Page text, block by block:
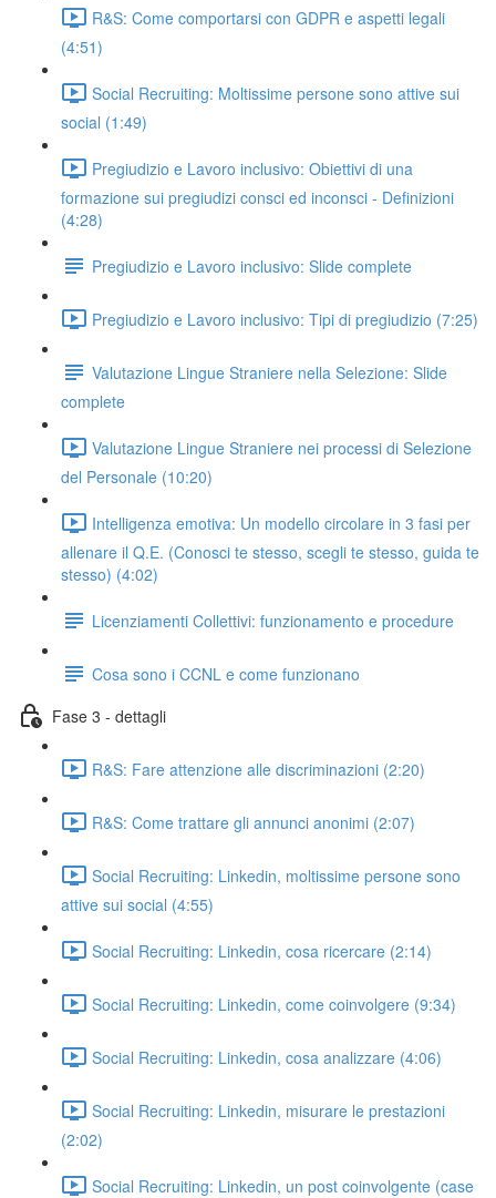
R&S: Come comportarsi con GDPR e aspetti legali
(4:51)
Social Recruiting: Moltissime persone sono attive sui
social (1:49)
Pregiudizio e Lavoro inclusivo: Obiettivi di una
formazione sui pregiudizi consci ed inconsci - Definizioni
(4:28)
Pregiudizio e Lavoro inclusivo: Slide complete
Pregiudizio e Lavoro inclusivo: Tipi di pregiudizio (7:25)
Valutazione Lingue Straniere nella Selezione: Slide
complete
Valutazione Lingue Straniere nei processi di Selezione
del Personale (10:20)
Intelligenza emotiva: Un modello circolare in 3 fasi per
allenare il Q.E. (Conosci te stesso, scegli te stesso, guida te
stesso) (4:02)
Licenziamenti Collettivi: funzionamento e procedure
Cosa sono i CCNL e come funzionano
Fase 3 - dettagli
R&S: Fare attenzione alle discriminazioni (2:20)
R&S: Come trattare gli annunci anonimi (2:07)
Social Recruiting: Linkedin, moltissime persone sono
attive sui social (4:55)
Social Recruiting: Linkedin, cosa ricercare (2:14)
Social Recruiting: Linkedin, come coinvolgere (9:34)
Social Recruiting: Linkedin, cosa analizzare (4:06)
Social Recruiting: Linkedin, misurare le prestazioni
(2:02)
Social Recruiting: Linkedin, un post coinvolgente (case